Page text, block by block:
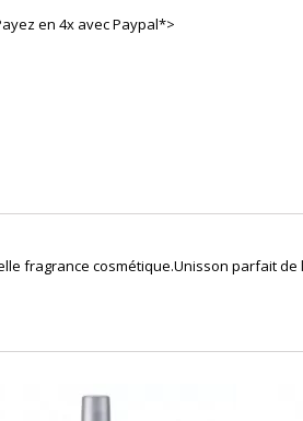
en 4x avec Paypal*>
fragrance cosmétique.Unisson parfait